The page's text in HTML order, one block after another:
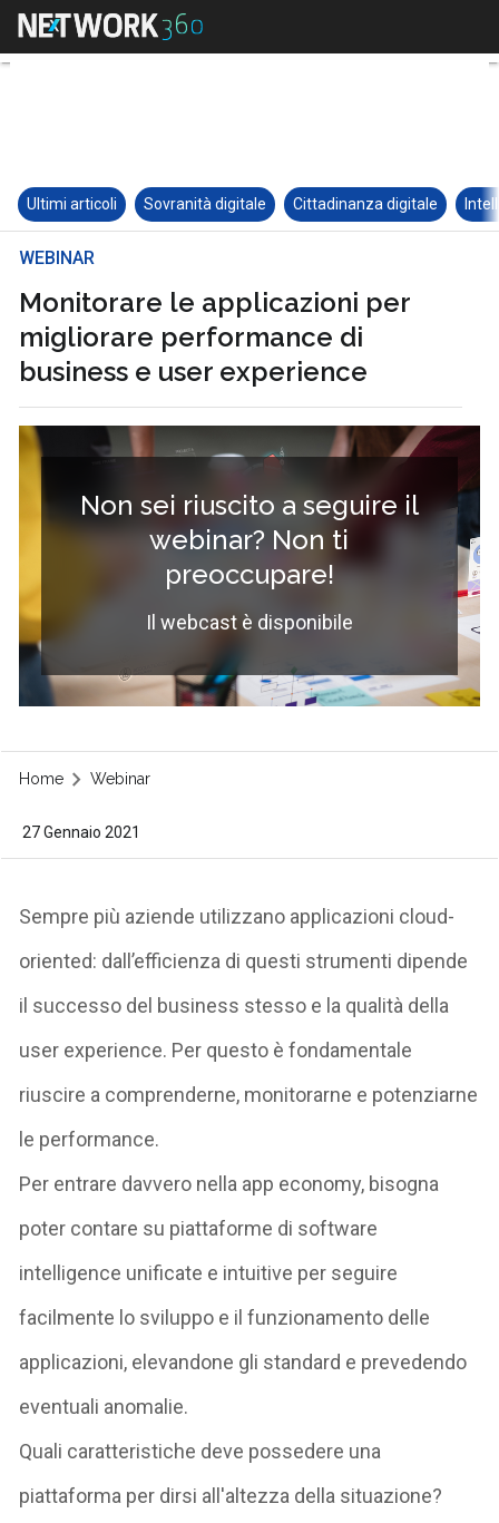
Ultimi articoli Sovranità digitale Cittadinanza digitale
WEBINAR
Monitorare le applicazioni per
migliorare performance di
business e user experience
Non sei riuscito a seguire il
webinar? Non ti
preoccupare!
Il webcast è disponibile
Home Webinar
27 Gennaio 2021
Sempre più aziende utilizzano applicazioni cloud-
oriented: dall’efficienza di questi strumenti dipende
il successo del business stesso e la qualità della
user experience. Per questo è fondamentale
riuscire a comprenderne, monitorarne e potenziarne
le performance.
Per entrare davvero nella app economy, bisogna
poter contare su piattaforme di software
intelligence unificate e intuitive per seguire
facilmente lo sviluppo e ilfunzionamento delle
applicazioni, elevandone gli standard e prevedendo
eventuali anomalie.
Quali caratteristiche deve possedere una
piattaforma per dirsi all'altezza della situazione?